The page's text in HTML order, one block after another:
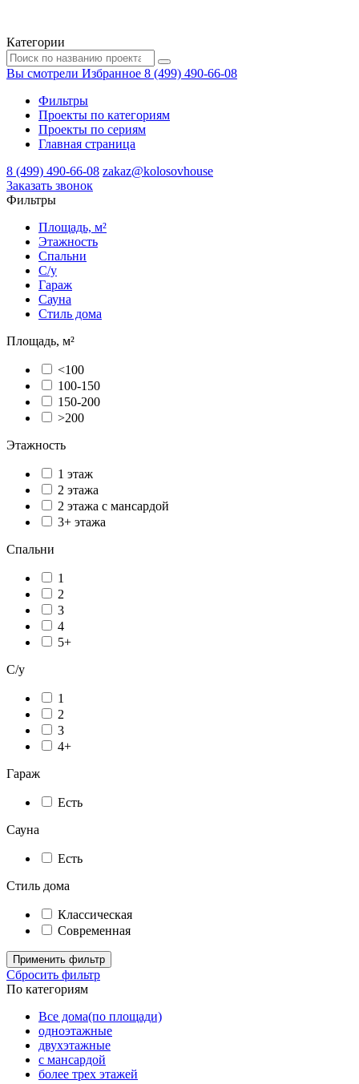
Категории
Вы смотрели Избранное 8 (499) 490-66-08
Фильтры
Проекты по категориям
Проекты по сериям
Главная страница
8 (499) 490-66-08 zakaz@kolosovhouse
3аказать звонок
Фильтры
Площадь, м²
Этажность
Спальни
С/у
Гараж
Сауна
Стиль дома
Площадь, м²
<100
100-150
150-200
>200
Этажность
1 этаж
2 этажа
2 этажа с мансардой
3+ этажа
Спальни
1
2
3
4
5+
С/у
1
2
3
4+
Гараж
Есть
Сауна
Есть
Стиль дома
Классическая
Современная
Применить фильтр
Сбросить фильтр
По категориям
Все дома(по площади)
одноэтажные
двухэтажные
с мансардой
более трех этажей